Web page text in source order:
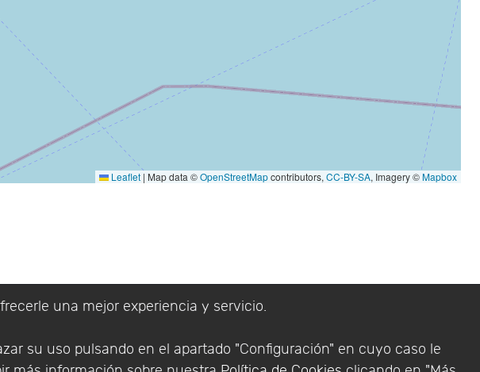
una mejor experiencia y servicio.
su uso pulsando en el apartado "Configuración" en cuyo caso le
Leaflet | Map data ©OpenStreetMapcontributors, CC-BY-SA, Imagery ©Mapbox